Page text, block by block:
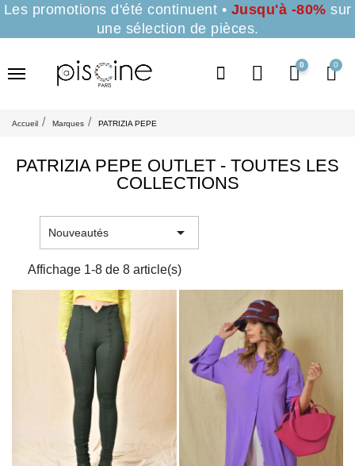
Les promotions d'été continuent • Jusqu'à -80% sur
une sélection de pièces.
0
Accueil Marques PATRIZIA PEPE
PATRIZIA PEPE OUTLET - TOUTES LES
COLLECTIONS
Nouveautés 
Affichage 1-8 de 8 article(s)